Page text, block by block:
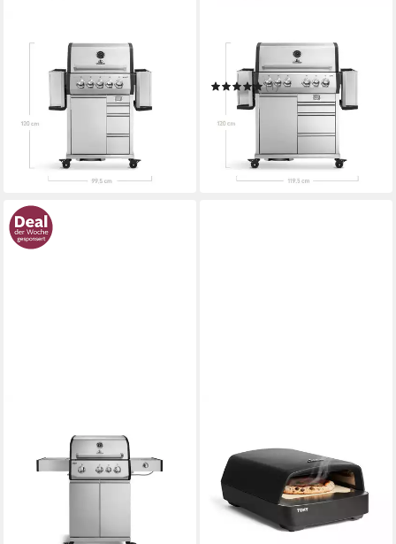
Gasgrill Earl 3-Brenner
Edelstahl
1.499,00 €
mtl. in 48 Raten
in 6-7 Werktagen bei dir
Gasgrill Big EARL 4-Brenner
Gasgrill Edelstahl
(1)
1.439,00 € 1.799,00 €
nur bis Dienstag
mtl. in 48 Raten
in 6-7 Werktagen bei dir